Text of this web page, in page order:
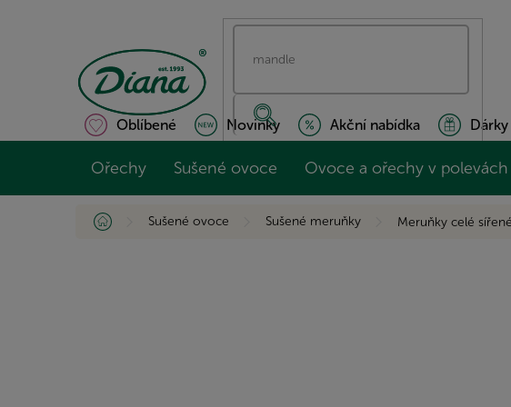
Oblíbené Novinky Akční nabídka Dárky
Ořechy Sušené ovoce Ovoce a ořechy v polevách
Domů Sušené ovoce Sušené meruňky Meruňky celé